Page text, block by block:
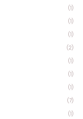
(1)
(1)
(1)
(2)
(1)
(1)
(1)
(7)
(1)